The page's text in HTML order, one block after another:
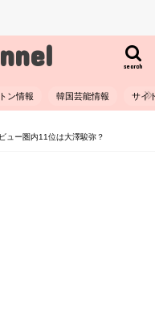
search
ン情報 韓国芸能情報 サイ
ュー圏内11位は大澤駿弥？